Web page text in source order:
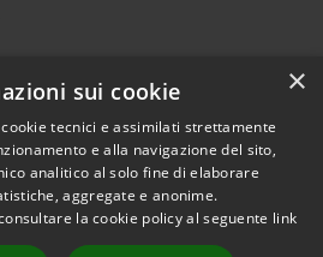
Copyright © 2026 • Comune di
×
sui cookie
tecnici e assimilati strettamente
e alla navigazione del sito,
analitico al solo fine di elaborare
aggregate e anonime.
la cookie policy al seguente link